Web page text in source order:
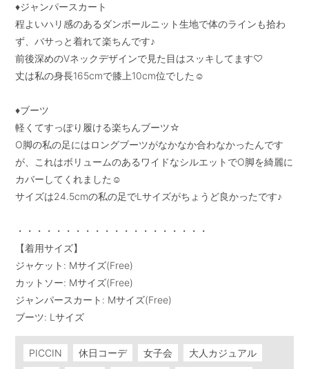
♦︎ジャンパースカート
程よいハリ感のあるダンボールニット生地で体のラインも拾わ
ず、バサっと着れて楽ちんです♪
前後深めのVネックデザインで見た目はスッキしてます♡
丈は私の身長165cmで膝上10cm位でした☺︎
♦︎ブーツ
軽くてすっぽり履ける楽ちんブーツ☆
O脚の私の足にはロングブーツがなかなか合わなかったんです
が、これはボリュームのあるワイドなシルエットでO脚を綺麗に
カバーしてくれました☺︎
サイズは24.5cmの私の足でLサイズがちょうど良かったです♪
・・・・・・・・・・・・・・・・・・・・
【着用サイズ】
ジャケット: Mサイズ(Free)
カットソー: Mサイズ(Free)
ジャンパースカート: Mサイズ(Free)
ブーツ: Lサイズ
PICCIN 休日コーデ 女子会
大人カジュアル